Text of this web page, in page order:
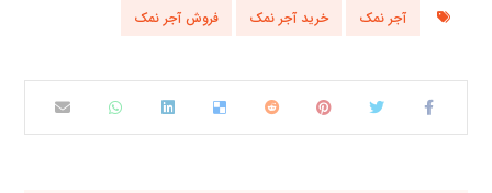
آجر نمک خرید آجر نمک فروش آجر نمک